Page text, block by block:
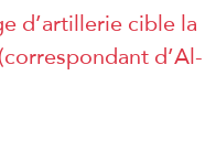
d’artillerie cible la
d’Al-